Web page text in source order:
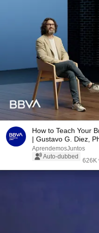
How to Teach Your
| Gustavo G. Diez,
AprendemosJuntos
Auto-dubbed
626K